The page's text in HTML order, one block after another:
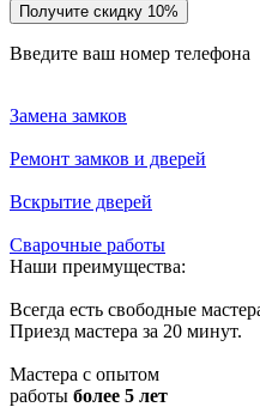
Получите скидку 10%
Введите ваш номер телефона
Замена замков
Ремонт замков и дверей
Вскрытие дверей
Сварочные работы
Наши преимущества:
Всегда есть свободные
Приезд мастера за 20 минут.
Мастера с опытом
работы более 5 лет